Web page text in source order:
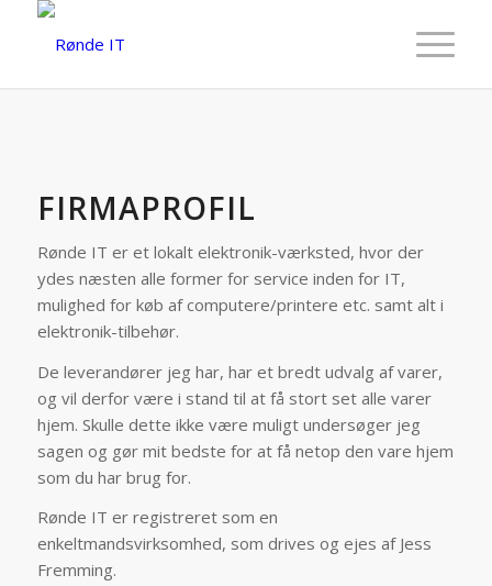
FIRMAPROFIL
Rønde IT er et lokalt elektronik-værksted, hvor der
ydes næsten alle former for service inden for IT,
mulighed for køb af computere/printere etc. samt alt i
elektronik-tilbehør.
De leverandører jeg har, har et bredt udvalg af varer,
og vil derfor være i stand til at få stort set alle varer
hjem. Skulle dette ikke være muligt undersøger jeg
sagen og gør mit bedste for at få netop den vare hjem
som du har brug for.
Rønde IT er registreret som en
enkeltmandsvirksomhed, som drives og ejes af Jess
Fremming.